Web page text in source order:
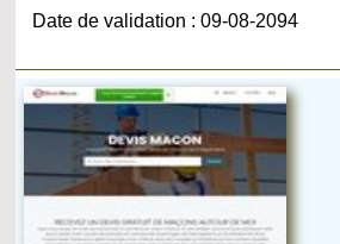
Date de validation : 09-08-2094